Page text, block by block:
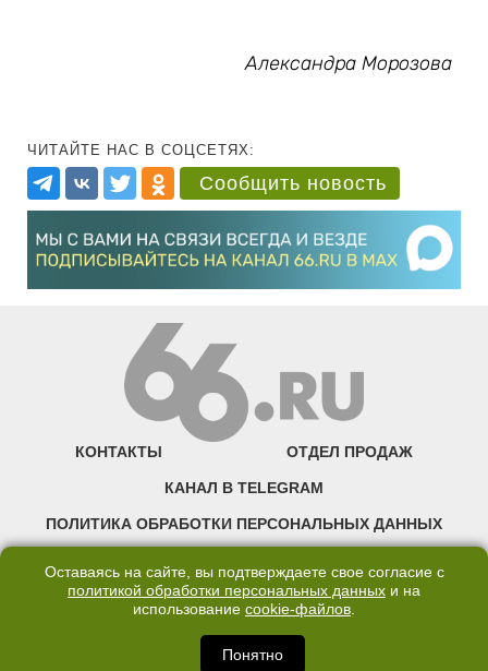
Александра Морозова
ЧИТАЙТЕ НАС В СОЦСЕТЯХ:
Сообщить новость
КОНТАКТЫ ОТДЕЛ ПРОДАЖ
КАНАЛ В TELEGRAM
ПОЛИТИКА ОБРАБОТКИ ПЕРСОНАЛЬНЫХ ДАННЫХ
©2007—2025 66.RU. Воспроизведение, сообщение, доведение до всеобщего
правообладателя запрещено. Сетевое издание «Современный портал
Екатеринбурга — «66.ru» (18+) зарегистрировано Федеральной службой по
Оставаясь на сайте, вы подтверждаете свое согласие с
политикой обработки персональных данных и на
использование cookie-файлов.
Понятно